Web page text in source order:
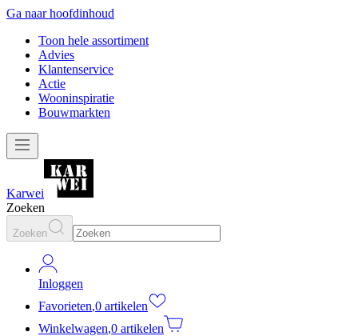
Ga naar hoofdinhoud
Toon hele assortiment
Advies
Klantenservice
Actie
Wooninspiratie
Bouwmarkten
Karwei
Zoeken
Zoeken
Inloggen
Favorieten,0 artikelen
Winkelwagen,0 artikelen